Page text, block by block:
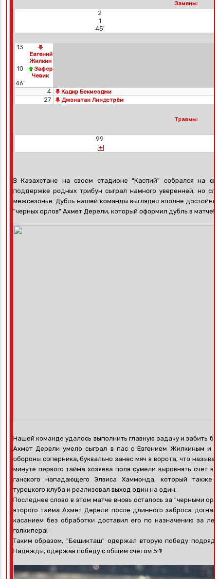
Замены:
2
1
45'
13
Евгений
Жилкин
10
Зафер
Чевик
46'
4
Кадир Бекмезджи
27 Джонатан Линдстрём
Травмы:
99
В Казахстане на своем стадионе "Каспий" собрался на
поддержке родных трибун сыграл намного уверенней, но
межсезонье. Дубль нашей команды выглядел вполне
"черных орлов" Ахмет Дерели, который оформил дубль в матче!
Нашей команде удалось выполнить главную задачу и забить
Ахмет Дерели умело сыграл в пас с Евгением Жилкиным и
обороны соперника, буквально занес мяч в ворота, что
минуте первого тайма хозяева поля сумели выровнять счет
ганского нападающего Элвиса Хаммонда, который также
турецкого клуба и реализовал выход один на один.
Последнее слово в этом матче вновь осталось за "черными
второго тайма Ахмет Дерели после длинного заброса д
касанием без обработки доставил его по назначению за
голкипера!
Таким образом, "Бешикташ" одержал вторую победу подряд
Надежды, одержав победу с общим счетом 5:1!